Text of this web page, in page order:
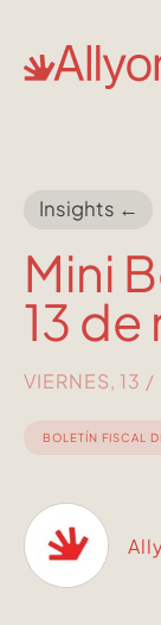
Insights ←
Mini
13
VIERNES, 13
BOLETÍN FISCAL